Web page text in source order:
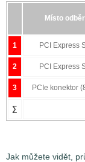
odběrných
napájecími
Jednotlivé větve
PEG 12V, PCIe
Měření
Místo
1 PCI Express
2 PCI Express
3 PCIe konektor
∑
Jak můžete vidět,